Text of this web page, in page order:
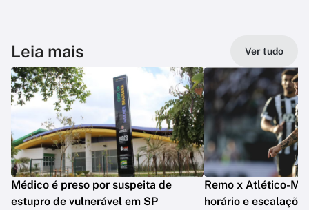
Leia mais Ver tudo
Médico é preso por suspeita de
estupro de vulnerável em SP
Remo x Atlético-
horário e escalações